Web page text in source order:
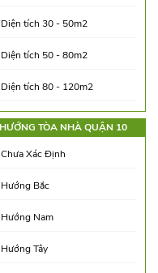
Diện tích 30 - 50m2
Diện tích 50 - 80m2
Diện tích 80 - 120m2
Diện tích 120 - 180m2
Diện tích 180 - 250m2
Diện tích 250 - 350m2
Diện tích 350 - 500m2
Trên 500m2
HƯỚNG TÒA NHÀ QUẬN 10
Chưa Xác Định
Hướng Bắc
Hướng Nam
Hướng Tây